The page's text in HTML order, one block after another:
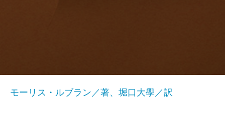
モーリス・ルブラン／著、堀口大學／訳